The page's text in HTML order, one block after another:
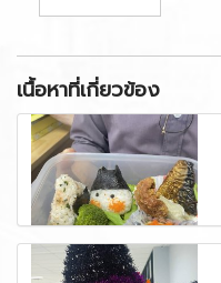
เนื้อหาที่เกี่ยวข้อง